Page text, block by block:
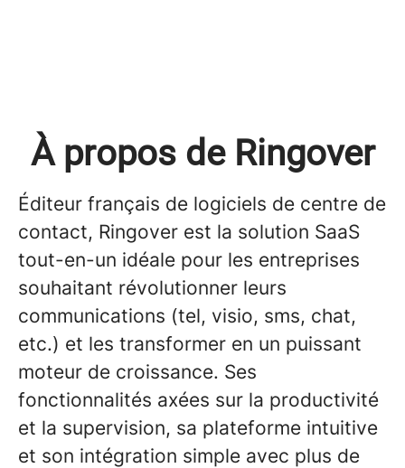
À propos de Ringover
Éditeur français de logiciels de centre de
contact, Ringover est la solution SaaS
tout-en-un idéale pour les entreprises
souhaitant révolutionner leurs
communications (tel, visio, sms, chat,
etc.) et les transformer en un puissant
moteur de croissance. Ses
fonctionnalités axées sur la productivité
et la supervision, sa plateforme intuitive
et son intégration simple avec plus de